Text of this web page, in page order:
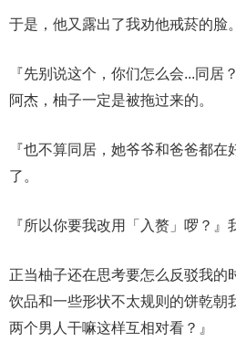
于是，他又露出了我劝他戒菸的脸。
『先别说这个，你们怎么会...同居
阿杰，柚子一定是被拖过来的。
『也不算同居，她爷爷和爸爸都
了。
『所以你要我改用「入赘」啰？』
正当柚子还在思考要怎么反驳我的
饮品和一些形状不太规则的饼乾朝
两个男人干嘛这样互相对看？』